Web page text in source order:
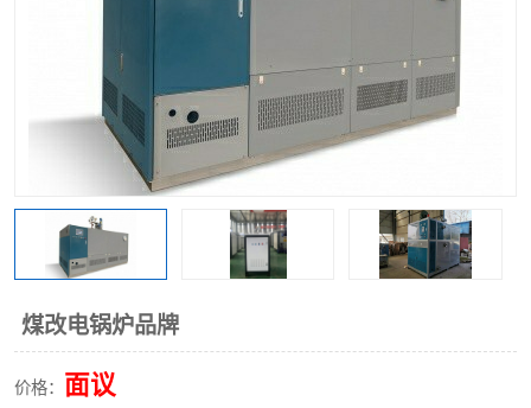
煤改电锅炉品牌
价格： 面议